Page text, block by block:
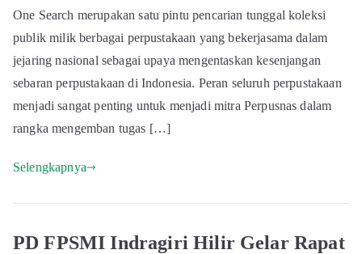
One Search merupakan satu pintu pencarian tunggal koleksi
publik milik berbagai perpustakaan yang bekerjasama dalam
jejaring nasional sebagai upaya mengentaskan kesenjangan
sebaran perpustakaan di Indonesia. Peran seluruh perpustakaan
menjadi sangat penting untuk menjadi mitra Perpusnas dalam
rangka mengemban tugas […]
Selengkapnya
PD FPSMI Indragiri Hilir Gelar Rapat